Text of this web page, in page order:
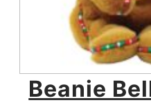
Beanie